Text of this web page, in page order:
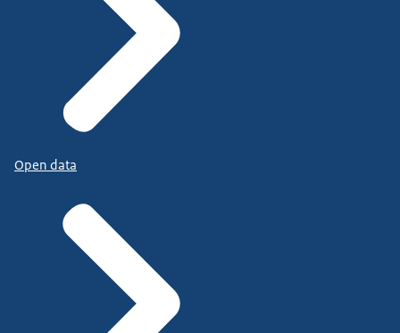
Open data